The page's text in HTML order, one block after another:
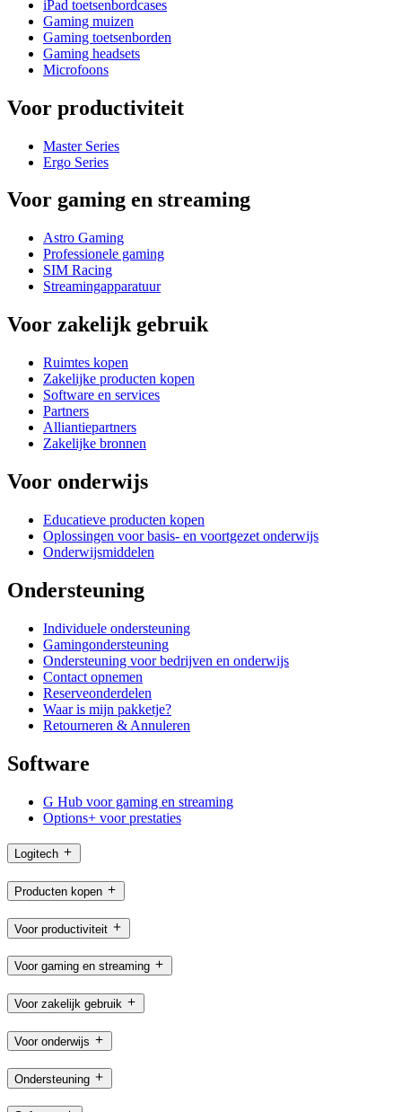
iPad toetsenbordcases
Gaming muizen
Gaming toetsenborden
Gaming headsets
Microfoons
Voor productiviteit
Master Series
Ergo Series
Voor gaming en streaming
Astro Gaming
Professionele gaming
SIM Racing
Streamingapparatuur
Voor zakelijk gebruik
Ruimtes kopen
Zakelijke producten kopen
Software en services
Partners
Alliantiepartners
Zakelijke bronnen
Voor onderwijs
Educatieve producten kopen
Oplossingen voor basis- en voortgezet onderwijs
Onderwijsmiddelen
Ondersteuning
Individuele ondersteuning
Gamingondersteuning
Ondersteuning voor bedrijven en onderwijs
Contact opnemen
Reserveonderdelen
Waar is mijn pakketje?
Retourneren & Annuleren
Software
G Hub voor gaming en streaming
Options+ voor prestaties
Logitech
Producten kopen
Voor productiviteit
Voor gaming en streaming
Voor zakelijk gebruik
Voor onderwijs
Ondersteuning